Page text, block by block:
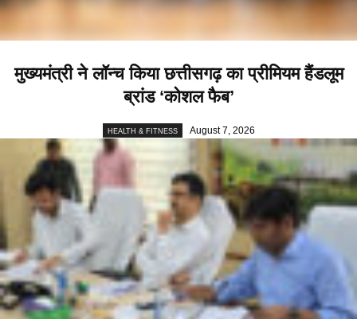
मुख्यमंत्री ने लॉन्च किया छत्तीसगढ़ का प्रीमियम हैंडलूम
ब्रांड ‘कोशल फैब’
HEALTH & FITNESS August 7, 2026